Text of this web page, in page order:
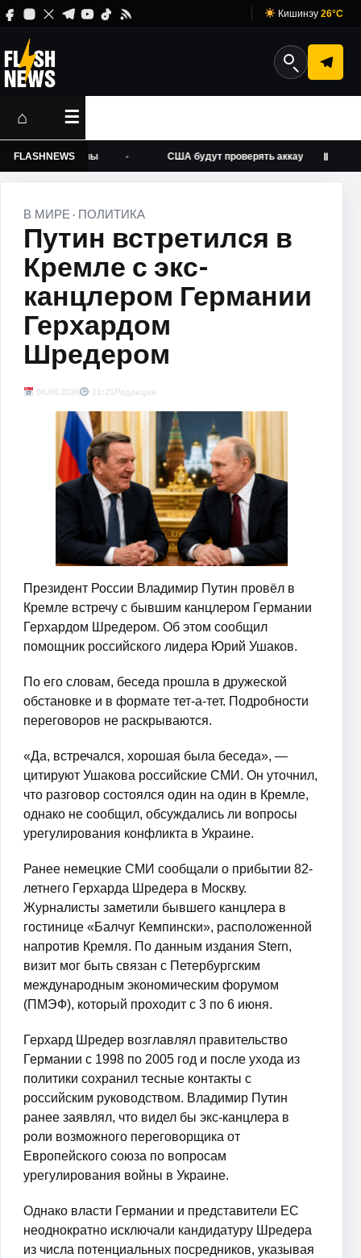
Кишинэу 26°C
⌂ ☰
FLASHNEWS
войны США будут проверять аккаунты Ⅱ
В МИРЕ · ПОЛИТИКА
Путин встретился в
Кремле с экс-
канцлером Германии
Герхардом
Шредером
06.06.2026 11:21 Редакция
Президент России Владимир Путин провёл в
Кремле встречу с бывшим канцлером Германии
Герхардом Шредером. Об этом сообщил
помощник российского лидера Юрий Ушаков.
По его словам, беседа прошла в дружеской
обстановке и в формате тет-а-тет. Подробности
переговоров не раскрываются.
«Да, встречался, хорошая была беседа», —
цитируют Ушакова российские СМИ. Он уточнил,
что разговор состоялся один на один в Кремле,
однако не сообщил, обсуждались ли вопросы
урегулирования конфликта в Украине.
Ранее немецкие СМИ сообщали о прибытии 82-
летнего Герхарда Шредера в Москву.
Журналисты заметили бывшего канцлера в
гостинице «Балчуг Кемпински», расположенной
напротив Кремля. По данным издания Stern,
визит мог быть связан с Петербургским
международным экономическим форумом
(ПМЭФ), который проходит с 3 по 6 июня.
Герхард Шредер возглавлял правительство
Германии с 1998 по 2005 год и после ухода из
политики сохранил тесные контакты с
российским руководством. Владимир Путин
ранее заявлял, что видел бы экс-канцлера в
роли возможного переговорщика от
Европейского союза по вопросам
урегулирования войны в Украине.
Однако власти Германии и представители ЕС
неоднократно исключали кандидатуру Шредера
из числа потенциальных посредников, указывая